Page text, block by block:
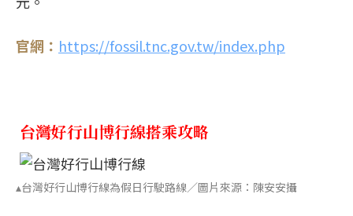
官網： https://fossil.tnc.gov.tw/index.php
台灣好行山博行線搭乘攻略
▴台灣好行山博行線為假日行駛路線／圖片來源：陳安安攝